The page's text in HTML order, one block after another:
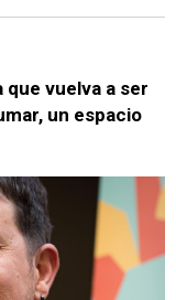
que vuelva a ser
un espacio